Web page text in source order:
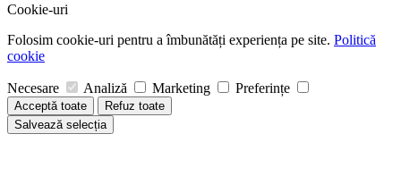
Cookie-uri
Folosim cookie-uri pentru a îmbunătăți experiența pe site. Politică
cookie
Necesare Analiză Marketing Preferințe
Acceptă toate
Refuz toate
Salvează selecția